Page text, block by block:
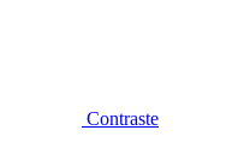
Contraste